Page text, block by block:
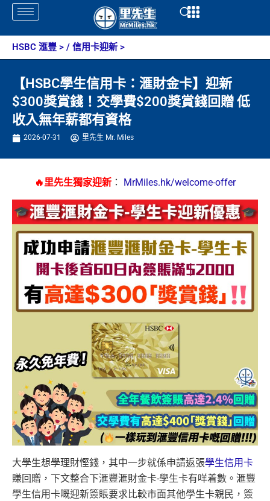
Skip
content
Open
HSBC 滙豐 > / 信用卡迎新 >
【HSBC學生信用卡：滙財金卡】迎新
$300獎賞錢！交學費$200獎賞錢回贈 低
收入無年薪都有資格
2026-07-31 里先生 Mr. Miles
🔥里先生獨家迎新 ： MrMiles.hk/welcome-offer
大學生想學理財慳錢，其中一步就係申請返張學生信用卡
賺回贈，下文整合下滙豐滙財金卡-學生卡有咩着數。滙豐
學生信用卡嘅迎新簽賬要求比較市面其他學生卡親民，簽